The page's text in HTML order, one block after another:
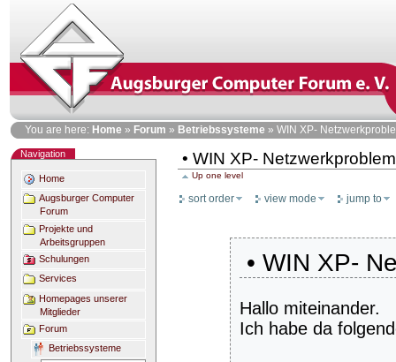
Personal
tools
You are here: Home » Forum » Betriebssysteme »WIN XP-
Navigation
Home
Augsburger Computer
Forum
Projekte und
Arbeitsgruppen
Schulungen
Services
Homepages unserer
Mitglieder
Forum
Betriebssysteme
• WIN XP-
Up one level
sort order view mode jump to
• WIN XP-
Hallo miteinander.
Ich habe da